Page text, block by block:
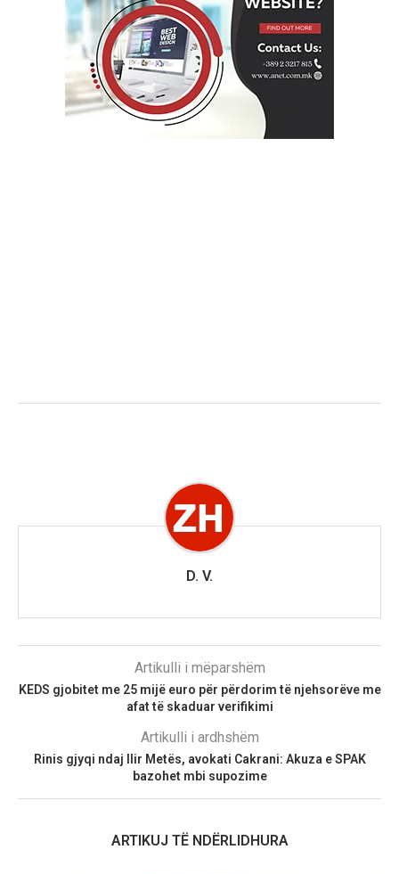
D. V.
Artikulli i mëparshëm
KEDS gjobitet me 25 mijë euro për përdorim të njehsorëve me
afat të skaduar verifikimi
Artikulli i ardhshëm
Rinis gjyqi ndaj Ilir Metës, avokati Cakrani: Akuza e SPAK
bazohet mbi supozime
ARTIKUJ TË NDËRLIDHURA